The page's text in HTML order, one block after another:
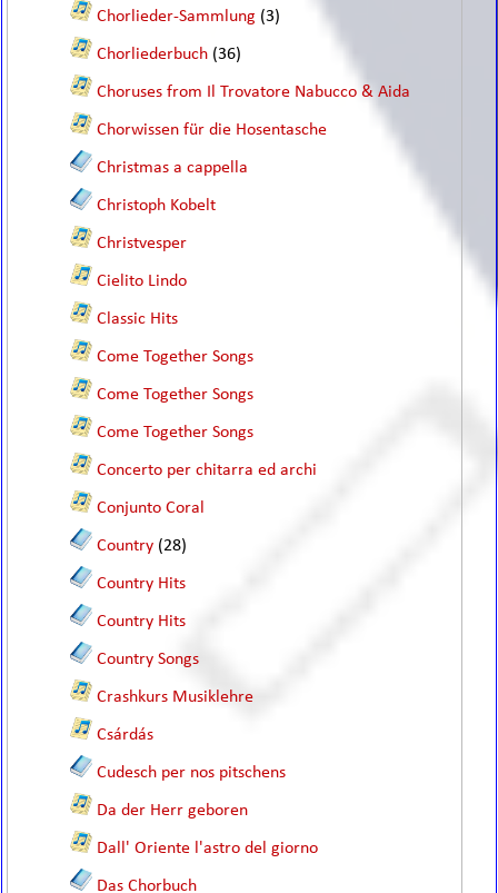
Chorlieder-Sammlung (3)
Chorliederbuch (36)
Choruses from Il Trovatore Nabucco & Aida
Chorwissen für die Hosentasche
Christmas a cappella
Christoph Kobelt
Christvesper
Cielito Lindo
Classic Hits
Come Together Songs
Come Together Songs
Come Together Songs
Concerto per chitarra ed archi
Conjunto Coral
Country (28)
Country Hits
Country Hits
Country Songs
Crashkurs Musiklehre
Csárdás
Cudesch per nos pitschens
Da der Herr geboren
Dall' Oriente l'astro del giorno
Das Chorbuch